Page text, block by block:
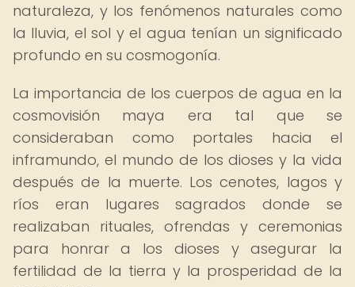
naturaleza, y los fenómenos naturales como
la lluvia, el sol y el agua tenían un significado
profundo en su cosmogonía.
La importancia de los cuerpos de agua en la
cosmovisión maya era tal que se
consideraban como portales hacia el
inframundo, el mundo de los dioses y la vida
después de la muerte. Los cenotes, lagos y
ríos eran lugares sagrados donde se
realizaban rituales, ofrendas y ceremonias
para honrar a los dioses y asegurar la
fertilidad de la tierra y la prosperidad de la